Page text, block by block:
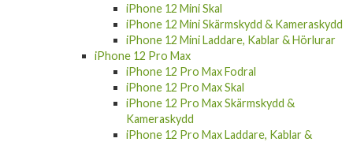
iPhone 12 Mini Skal
iPhone 12 Mini Skärmskydd & Kameraskydd
iPhone 12 Mini Laddare, Kablar & Hörlurar
iPhone 12 Pro Max
iPhone 12 Pro Max Fodral
iPhone 12 Pro Max Skal
iPhone 12 Pro Max Skärmskydd &
Kameraskydd
iPhone 12 Pro Max Laddare, Kablar &